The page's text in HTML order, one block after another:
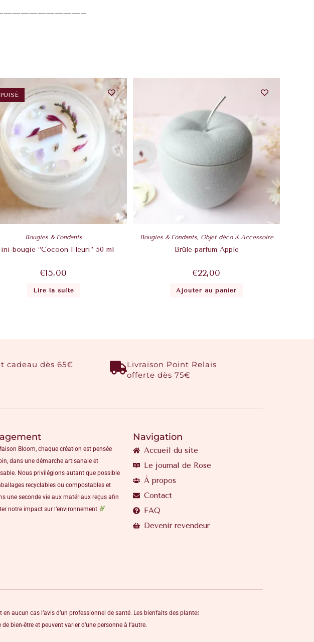
Bougies & Fondants
bougie “Cocoon Fleuri” 50 ml
€15,00
Lire la suite
Bougies & Fondants, Objet déco & Accessoire
Brûle-parfum Apple
€22,00
Ajouter au panier
cadeau dès 65€
Livraison Point Relais
offerte dès 75€
Bloom, chaque création est pensée
dans une démarche artisanale et
Nous privilégions autant que possible
recyclables ou compostables et
une seconde vie aux matériaux reçus afin
notre impact sur l’environnement
Navigation
Accueil du site
Le journal de Rose
À propos
Contact
FAQ
Devenir revendeur
aucun cas l’avis d’un professionnel de santé. Les bienfaits des plantes,
bien-être et peuvent varier d’une personne à l’autre.